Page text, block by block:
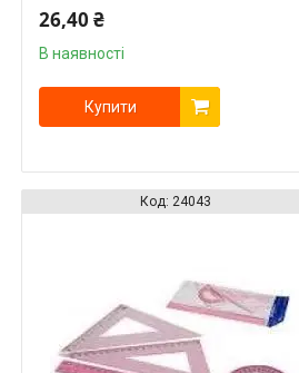
26,40 ₴
В наявності
Купити
24043